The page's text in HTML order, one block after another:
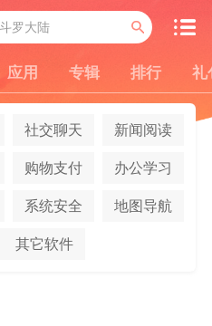
应用 专辑 排行 礼
社交聊天 新闻阅读
购物支付 办公学习
系统安全 地图导航
其它软件